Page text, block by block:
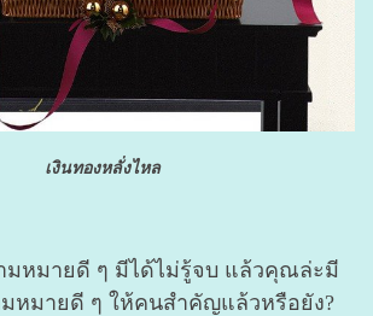
เงินทองหลั่งไหล
มายดี ๆ มีได้ไม่รู้จบ แล้วคุณล่ะมี
หมายดี ๆ ให้คนสำคัญแล้วหรือยัง?